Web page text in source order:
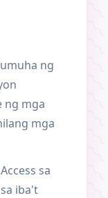
ng
ng mga
mga
sa
iba't